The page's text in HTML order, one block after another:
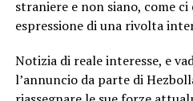
straniere e non siano, come
espressione di una rivolta
Notizia di reale interesse, e
l’annuncio da parte di